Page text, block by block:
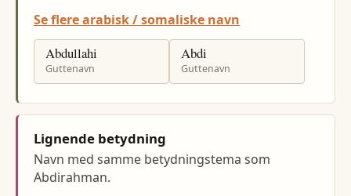
Se flere arabisk / somaliske navn
Abdullahi
Guttenavn
Abdi
Guttenavn
Lignende betydning
Navn med samme betydningstema som
Abdirahman.